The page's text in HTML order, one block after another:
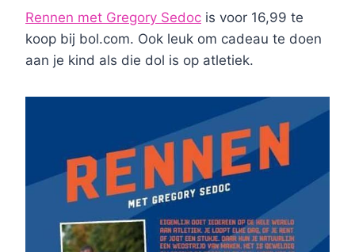
Rennen met Gregory Sedoc is voor 16,99 te
koop bij bol.com. Ook leuk om cadeau te doen
aan je kind als die dol is op atletiek.